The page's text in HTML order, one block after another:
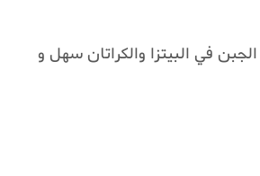
في البيتزا والكراتان سهل و